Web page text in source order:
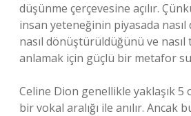
düşünme çerçevesine açılır.
insan yeteneğinin piyasada
nasıl dönüştürüldüğünü ve
anlamak için güçlü bir metafor
Celine Dion genellikle yaklaşık 5
bir vokal aralığı ile anılır. Ancak